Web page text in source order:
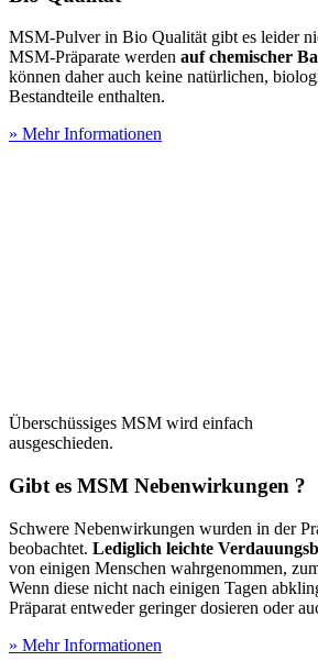
MSM-Pulver in Bio Qualität gibt es leider
MSM-Präparate werden auf chemischer
können daher auch keine natürlichen,
Bestandteile enthalten.
» Mehr Informationen
Überschüssiges MSM wird einfach
ausgeschieden.
Gibt es MSM Nebenwirkungen ?
Schwere Nebenwirkungen wurden in der
beobachtet. Lediglich leichte
von einigen Menschen wahrgenommen,
Wenn diese nicht nach einigen Tagen
Präparat entweder geringer dosieren oder
» Mehr Informationen